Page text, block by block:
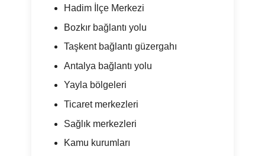
Hadim İlçe Merkezi
Bozkır bağlantı yolu
Taşkent bağlantı güzergahı
Antalya bağlantı yolu
Yayla bölgeleri
Ticaret merkezleri
Sağlık merkezleri
Kamu kurumları